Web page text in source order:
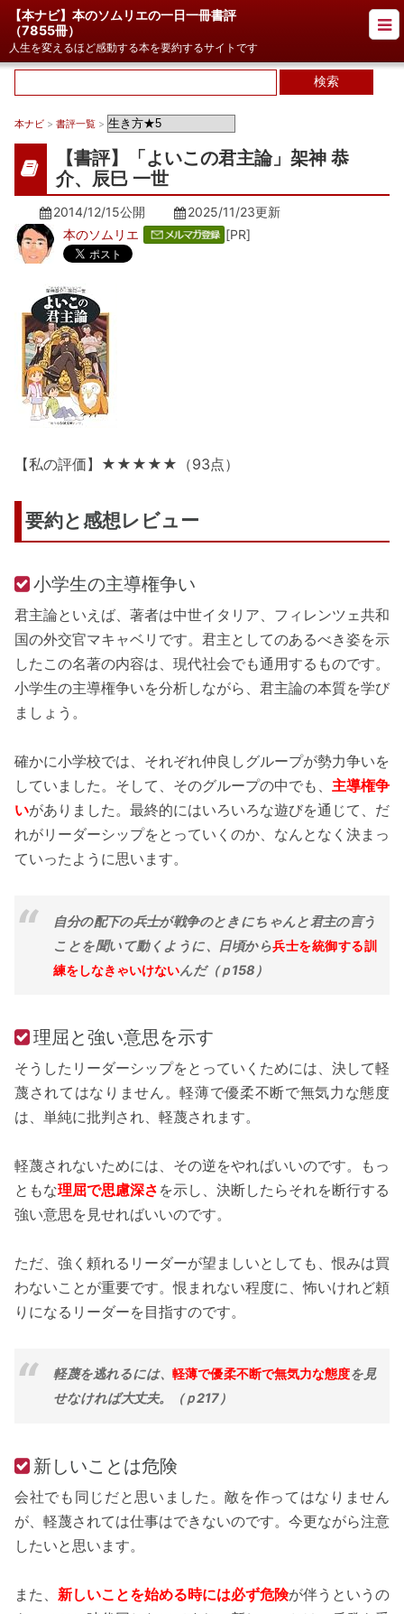
【本ナビ】本のソムリエの一日一冊書評
（7855冊）
人生を変えるほど感動する本を要約するサイトです
本ナビ > 書評一覧 >
【書評】「よいこの君主論」架神 恭
介、辰巳 一世
2014/12/15公開 2025/11/23更新
本のソムリエ
[PR]
【私の評価】★★★★★（93点）
要約と感想レビュー
小学生の主導権争い
君主論といえば、著者は中世イタリア、フィレンツェ共和
国の外交官マキャベリです。君主としてのあるべき姿を示
したこの名著の内容は、現代社会でも通用するものです。
小学生の主導権争いを分析しながら、君主論の本質を学び
ましょう。
確かに小学校では、それぞれ仲良しグループが勢力争いを
していました。そして、そのグループの中でも、 主導権争
いがありました。最終的にはいろいろな遊びを通じて、だ
れがリーダーシップをとっていくのか、なんとなく決まっ
ていったように思います。
自分の配下の兵士が戦争のときにちゃんと君主の言う
ことを聞いて動くように、日頃から兵士を統御する訓
練をしなきゃいけないんだ（ｐ158）
理屈と強い意思を示す
そうしたリーダーシップをとっていくためには、決して軽
蔑されてはなりません。軽薄で優柔不断で無気力な態度
は、単純に批判され、軽蔑されます。
軽蔑されないためには、その逆をやればいいのです。もっ
ともな理屈で思慮深さ を示し、決断したらそれを断行する
強い意思を見せればいいのです。
ただ、強く頼れるリーダーが望ましいとしても、恨みは買
わないことが重要です。恨まれない程度に、怖いけれど頼
りになるリーダーを目指すのです。
軽蔑を逃れるには、軽薄で優柔不断で無気力な態度を見
せなければ大丈夫。（ｐ217）
新しいことは危険
会社でも同じだと思いました。敵を作ってはなりません
が、軽蔑されては仕事はできないのです。今更ながら注意
したいと思います。
また、 新しいことを始める時には必ず危険が伴うというの